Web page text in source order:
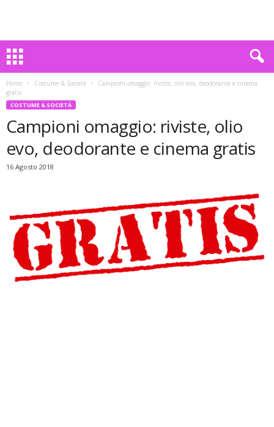
Home Costume & Società
Campioni omaggio: riviste, olio evo, deodorante e cinema
gratis
COSTUME & SOCIETÀ
Campioni omaggio: riviste, olio
evo, deodorante e cinema gratis
16 Agosto 2018